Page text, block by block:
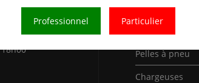
Pelles à chenilles
Pelles à
Pelles à pneu
Chargeuses
Professionnel Particulier